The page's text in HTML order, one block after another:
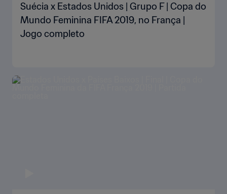
Suécia x Estados Unidos | Grupo F | Copa do
Mundo Feminina FIFA 2019, no França |
Jogo completo